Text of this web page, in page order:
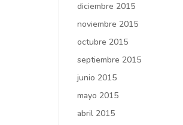
diciembre 2015
noviembre 2015
octubre 2015
septiembre 2015
junio 2015
mayo 2015
abril 2015